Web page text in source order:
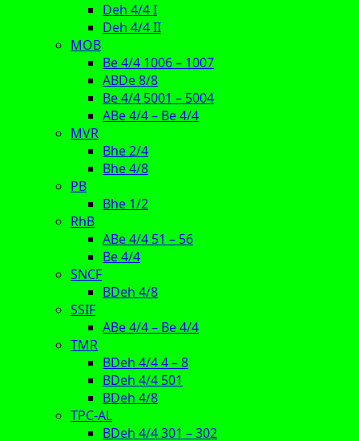
Deh 4/4 I
Deh 4/4 II
MOB
Be 4/4 1006 – 1007
ABDe 8/8
Be 4/4 5001 – 5004
ABe 4/4 – Be 4/4
MVR
Bhe 2/4
Bhe 4/8
PB
Bhe 1/2
RhB
ABe 4/4 51 – 56
Be 4/4
SNCF
BDeh 4/8
SSIF
ABe 4/4 – Be 4/4
TMR
BDeh 4/4 4 – 8
BDeh 4/4 501
BDeh 4/8
TPC-AL
BDeh 4/4 301 – 302